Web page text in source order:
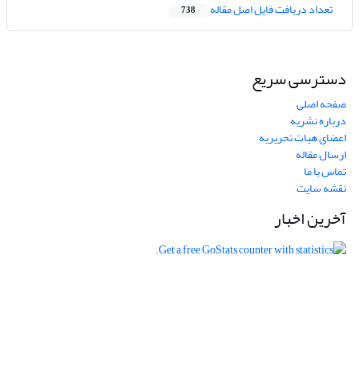
تعداد دریافت فایل اصل مقاله 738
دسترسی سریع
صفحه اصلی
درباره نشریه
اعضای هیات تحریریه
ارسال مقاله
تماس با ما
نقشه سایت
آخرین اخبار